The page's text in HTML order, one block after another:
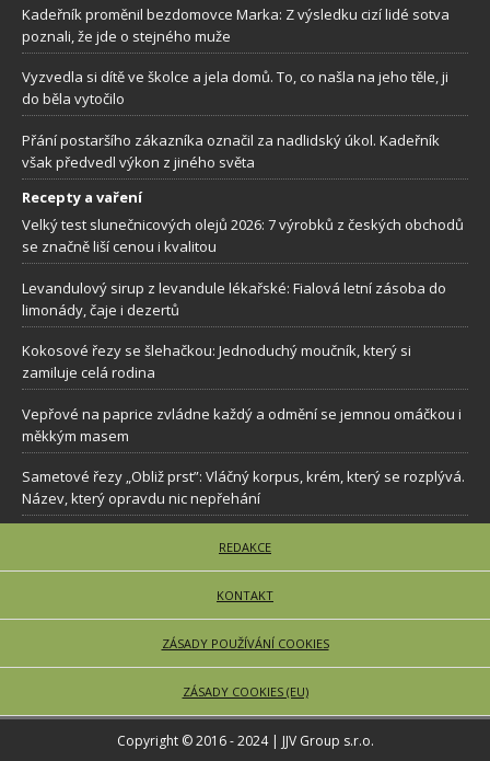
Kadeřník proměnil bezdomovce Marka: Z výsledku cizí lidé sotva
poznali, že jde o stejného muže
Vyzvedla si dítě ve školce a jela domů. To, co našla na jeho těle, ji
do běla vytočilo
Přání postaršího zákazníka označil za nadlidský úkol. Kadeřník
však předvedl výkon z jiného světa
Recepty a vaření
Velký test slunečnicových olejů 2026: 7 výrobků z českých obchodů
se značně liší cenou i kvalitou
Levandulový sirup z levandule lékařské: Fialová letní zásoba do
limonády, čaje i dezertů
Kokosové řezy se šlehačkou: Jednoduchý moučník, který si
zamiluje celá rodina
Vepřové na paprice zvládne každý a odmění se jemnou omáčkou i
měkkým masem
Sametové řezy „Obliž prst”: Vláčný korpus, krém, který se rozplývá.
Název, který opravdu nic nepřehání
REDAKCE
KONTAKT
ZÁSADY POUŽÍVÁNÍ COOKIES
ZÁSADY COOKIES (EU)
Copyright © 2016 - 2024 | JJV Group s.r.o.